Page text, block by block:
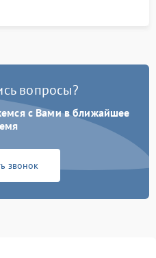
вопросы?
с Вами в ближайшее
звонок